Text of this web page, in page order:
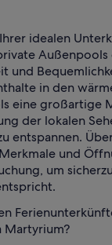
idealen
und
in den
eine großartige
der lokalen
entspannen.
und
um
Martyrium?